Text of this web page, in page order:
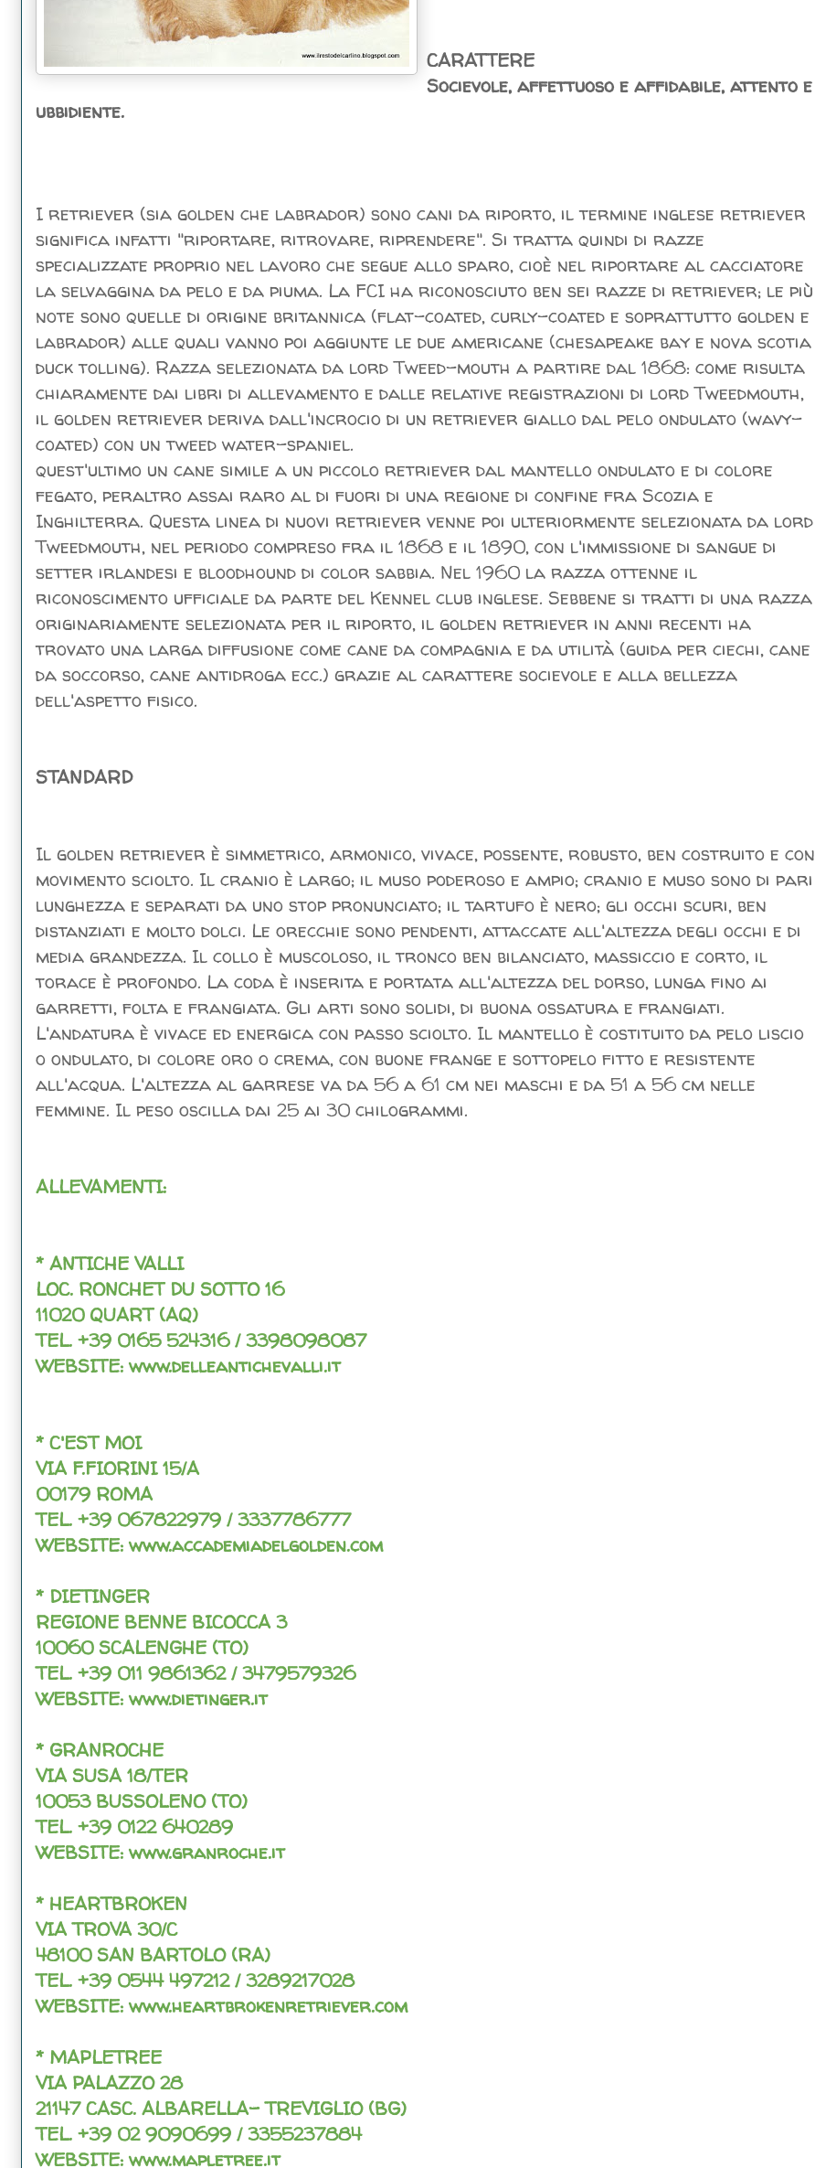
CARATTERE
Socievole, affettuoso e affidabile, attento e
ubbidiente.
I retriever (sia golden che labrador) sono cani da riporto, il termine inglese retriever
significa infatti "riportare, ritrovare, riprendere". Si tratta quindi di razze
specializzate proprio nel lavoro che segue allo sparo, cioè nel riportare al cacciatore
la selvaggina da pelo e da piuma. La FCI ha riconosciuto ben sei razze di retriever; le più
note sono quelle di origine britannica (flat-coated, curly-coated e soprattutto golden e
labrador) alle quali vanno poi aggiunte le due americane (chesapeake bay e nova scotia
duck tolling). Razza selezionata da lord Tweed-mouth a partire dal 1868: come risulta
chiaramente dai libri di allevamento e dalle relative registrazioni di lord Tweedmouth,
il golden retriever deriva dall'incrocio di un retriever giallo dal pelo ondulato (wavy-
coated) con un tweed water-spaniel.
quest'ultimo un cane simile a un piccolo retriever dal mantello ondulato e di colore
fegato, peraltro assai raro al di fuori di una regione di confine fra Scozia e
Inghilterra. Questa linea di nuovi retriever venne poi ulteriormente selezionata da lord
Tweedmouth, nel periodo compreso fra il 1868 e il 1890, con l'immissione di sangue di
setter irlandesi e bloodhound di color sabbia. Nel 1960 la razza ottenne il
riconoscimento ufficiale da parte del Kennel club inglese. Sebbene si tratti di una razza
originariamente selezionata per il riporto, il golden retriever in anni recenti ha
trovato una larga diffusione come cane da compagnia e da utilità (guida per ciechi, cane
da soccorso, cane antidroga ecc.) grazie al carattere socievole e alla bellezza
dell'aspetto fisico.
STANDARD
Il golden retriever è simmetrico, armonico, vivace, possente, robusto, ben costruito e con
movimento sciolto. Il cranio è largo; il muso poderoso e ampio; cranio e muso sono di pari
lunghezza e separati da uno stop pronunciato; il tartufo è nero; gli occhi scuri, ben
distanziati e molto dolci. Le orecchie sono pendenti, attaccate all'altezza degli occhi e di
media grandezza. Il collo è muscoloso, il tronco ben bilanciato, massiccio e corto, il
torace è profondo. La coda è inserita e portata all'altezza del dorso, lunga fino ai
garretti, folta e frangiata. Gli arti sono solidi, di buona ossatura e frangiati.
L'andatura è vivace ed energica con passo sciolto. Il mantello è costituito da pelo liscio
o ondulato, di colore oro o crema, con buone frange e sottopelo fitto e resistente
all'acqua. L'altezza al garrese va da 56 a 61 cm nei maschi e da 51 a 56 cm nelle
femmine. Il peso oscilla dai 25 ai 30 chilogrammi.
ALLEVAMENTI:
* ANTICHE VALLI
LOC. RONCHET DU SOTTO 16
11020 QUART (AQ)
TEL. +39 0165 524316 / 3398098087
WEBSITE: www.delleantichevalli.it
* C'EST MOI
VIA F.FIORINI 15/A
00179 ROMA
TEL. +39 067822979 / 3337786777
WEBSITE: www.accademiadelgolden.com
* DIETINGER
REGIONE BENNE BICOCCA 3
10060 SCALENGHE (TO)
TEL. +39 011 9861362 / 3479579326
WEBSITE: www.dietinger.it
* GRANROCHE
VIA SUSA 18/TER
10053 BUSSOLENO (TO)
TEL. +39 0122 640289
WEBSITE: www.granroche.it
* HEARTBROKEN
VIA TROVA 30/C
48100 SAN BARTOLO (RA)
TEL. +39 0544 497212 / 3289217028
WEBSITE: www.heartbrokenretriever.com
* MAPLETREE
VIA PALAZZO 28
21147 CASC. ALBARELLA- TREVIGLIO (BG)
TEL. +39 02 9090699 / 3355237884
WEBSITE: www.mapletree.it